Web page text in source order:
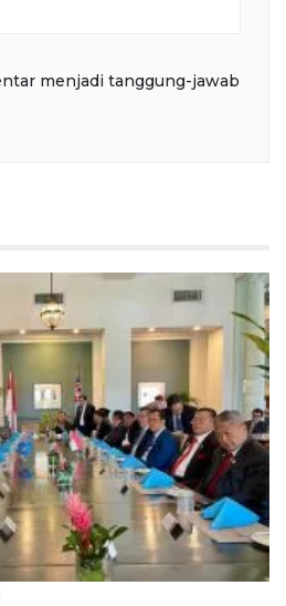
menjadi tanggung-jawab
dorong penguatan